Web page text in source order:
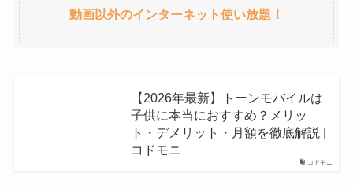
動画以外のインターネット使い放題！
コドモニ
【2026年最新】トーンモバイルは
子供に本当におすすめ？メリッ
ト・デメリット・月額を徹底解説 |
コドモニ